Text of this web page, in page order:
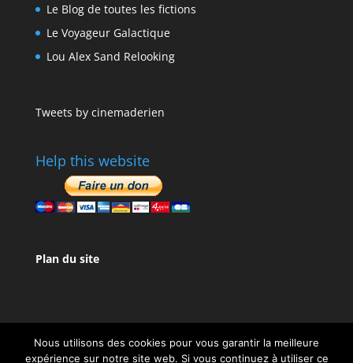
Le Blog de toutes les fictions
Le Voyageur Galactique
Lou Alex Sand Relooking
Tweets by cinemaderien
Help this website
Plan du site
Nous utilisons des cookies pour vous garantir la meilleure
expérience sur notre site web. Si vous continuez à utiliser ce